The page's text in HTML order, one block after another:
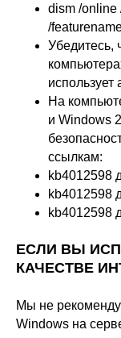
dism /online
/
Убедитесь,
использует
На
и Windows
ссылкам:
kb4012598
kb4012598
kb4012598
ЕСЛИ ВЫ
КАЧЕСТВЕ
Мы не
Windows на